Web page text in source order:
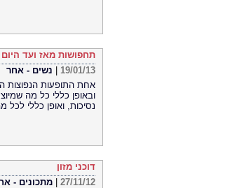
תחפושות מאז ועד היום
19/01/13
נשים - אחר
אחת התופעות הנפוצות
ובאופן כללי כל מה
נסיכות, ואופן כללי לכל
דוכני מזון
27/11/12
מתכונים -